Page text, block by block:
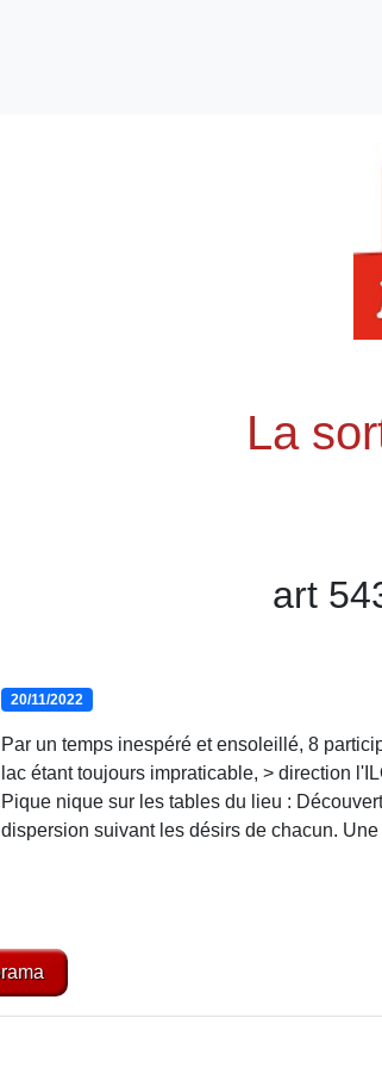
La
art
20/11/2022
Par un temps inespéré et ensoleillé, 8
lac étant toujours impraticable, > direction
Pique nique sur les tables du lieu :
dispersion suivant les désirs de chacun.